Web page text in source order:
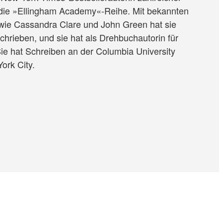
»Ellingham Academy«-Reihe. Mit bekannten
Cassandra Clare und John Green hat sie
und sie hat als Drehbuchautorin für
hat Schreiben an der Columbia University
City.